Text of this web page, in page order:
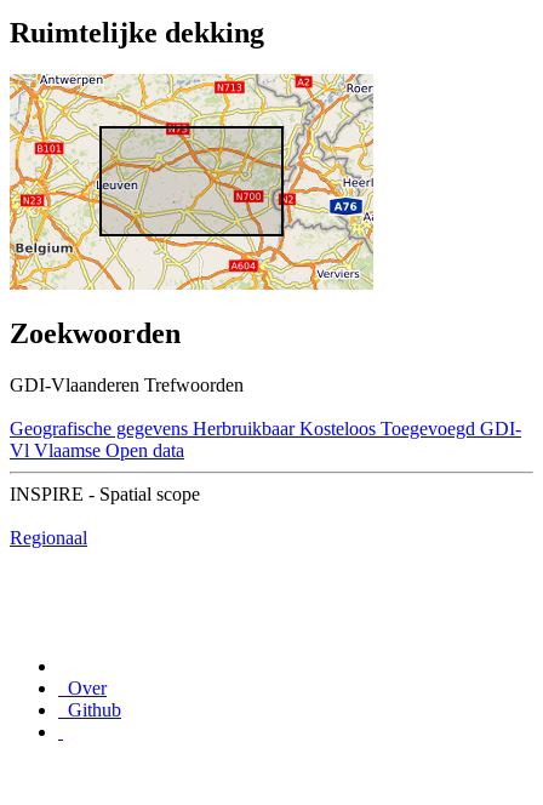
Ruimtelijke dekking
Zoekwoorden
GDI-Vlaanderen Trefwoorden
Geografische gegevens Herbruikbaar Kosteloos Toegevoegd GDI-
Vl Vlaamse Open data
INSPIRE - Spatial scope
Regionaal
Over
Github